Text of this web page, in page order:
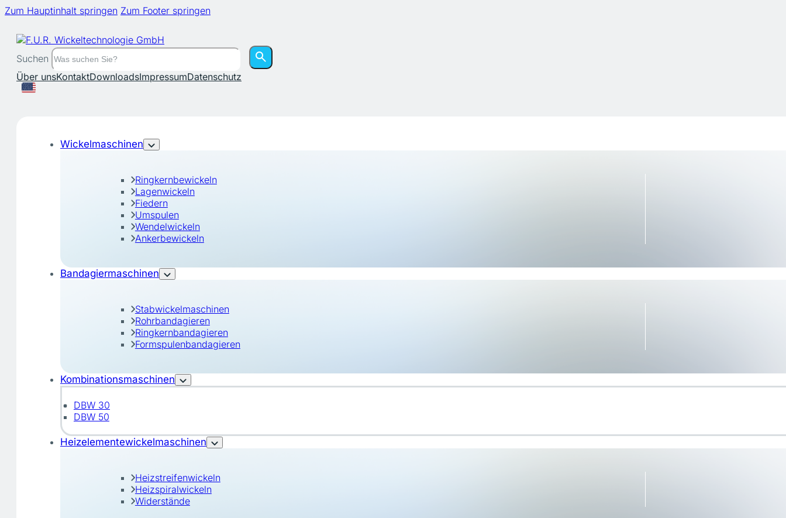
Zum Hauptinhalt springen Zum Footer springen
Suchen
Über unsKontaktDownloadsImpressumDatenschutz
Wickelmaschinen
Ringkernbewickeln
Lagenwickeln
Fiedern
Umspulen
Wendelwickeln
Ankerbewickeln
Bandagiermaschinen
Stabwickelmaschinen
Rohrbandagieren
Ringkernbandagieren
Formspulenbandagieren
Kombinationsmaschinen
DBW 30
DBW 50
Heizelementewickelmaschinen
Heizstreifenwickeln
Heizspiralwickeln
Widerstände